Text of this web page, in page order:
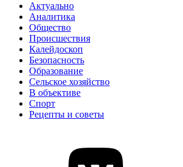
Актуально
Аналитика
Общество
Происшествия
Калейдоскоп
Безопасность
Образование
Сельское хозяйство
В объективе
Спорт
Рецепты и советы